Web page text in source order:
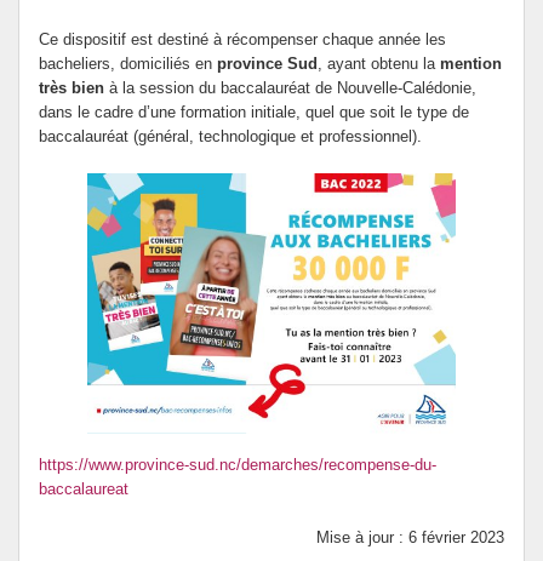
Ce dispositif est destiné à récompenser chaque année les
bacheliers, domiciliés en province Sud , ayant obtenu la mention
très bien à la session du baccalauréat de Nouvelle-Calédonie,
dans le cadre d’une formation initiale, quel que soit le type de
baccalauréat (général, technologique et professionnel).
https://www.province-sud.nc/demarches/recompense-du-
baccalaureat
Mise à jour : 6 février 2023